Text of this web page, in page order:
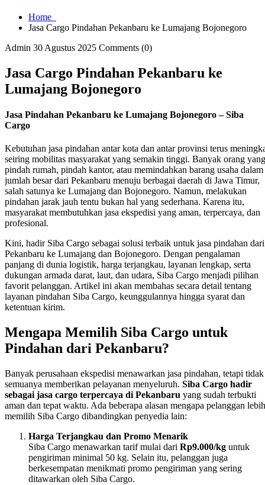
Home
Jasa Cargo Pindahan Pekanbaru ke Lumajang Bojonegoro
Admin 30 Agustus 2025 Comments (0)
Jasa Cargo Pindahan Pekanbaru ke
Lumajang Bojonegoro
Jasa Pindahan Pekanbaru ke Lumajang Bojonegoro – Siba
Cargo
Kebutuhan jasa pindahan antar kota dan antar provinsi terus
seiring mobilitas masyarakat yang semakin tinggi. Banyak orang yang
pindah rumah, pindah kantor, atau memindahkan barang usaha dalam
jumlah besar dari Pekanbaru menuju berbagai daerah di Jawa Timur,
salah satunya ke Lumajang dan Bojonegoro. Namun, melakukan
pindahan jarak jauh tentu bukan hal yang sederhana. Karena itu,
masyarakat membutuhkan jasa ekspedisi yang aman, terpercaya, dan
profesional.
Kini, hadir Siba Cargo sebagai solusi terbaik untuk jasa pindahan dari
Pekanbaru ke Lumajang dan Bojonegoro. Dengan pengalaman
panjang di dunia logistik, harga terjangkau, layanan lengkap, serta
dukungan armada darat, laut, dan udara, Siba Cargo menjadi pilihan
favorit pelanggan. Artikel ini akan membahas secara detail tentang
layanan pindahan Siba Cargo, keunggulannya hingga syarat dan
ketentuan kirim.
Mengapa Memilih Siba Cargo untuk
Pindahan dari Pekanbaru?
Banyak perusahaan ekspedisi menawarkan jasa pindahan, tetapi tidak
semuanya memberikan pelayanan menyeluruh. Siba Cargo hadir
sebagai jasa cargo terpercaya di Pekanbaru yang sudah terbukti
aman dan tepat waktu. Ada beberapa alasan mengapa pelanggan lebih
memilih Siba Cargo dibandingkan penyedia lain:
Harga Terjangkau dan Promo Menarik
Siba Cargo menawarkan tarif mulai dari Rp9.000/kg untuk
pengiriman minimal 50 kg. Selain itu, pelanggan juga
berkesempatan menikmati promo pengiriman yang sering
ditawarkan oleh Siba Cargo.